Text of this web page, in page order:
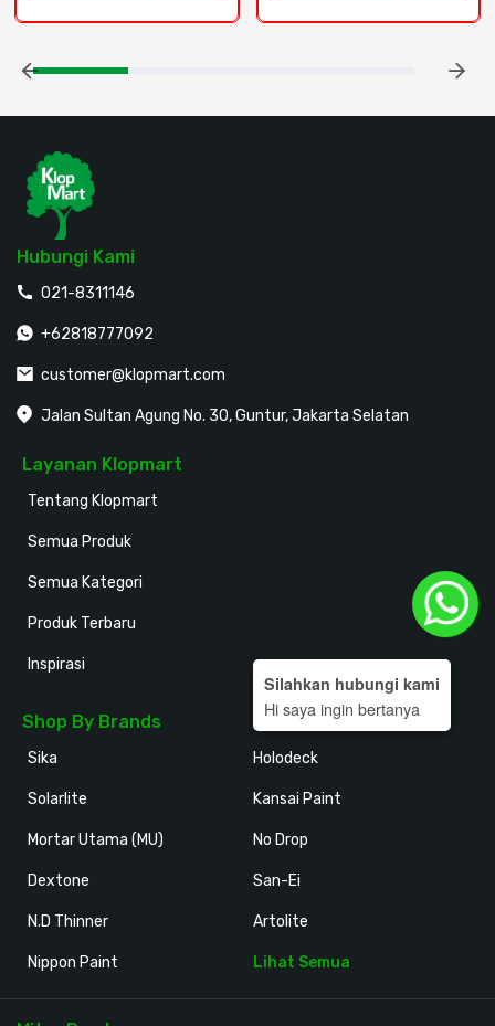
Hubungi Kami
021-8311146
+62818777092
customer@klopmart.com
Jalan Sultan Agung No. 30, Guntur, Jakarta Selatan
Layanan Klopmart
Tentang Klopmart
Semua Produk
Semua Kategori
Produk Terbaru
Inspirasi
Shop By Brands
Sika
Solarlite
Mortar Utama (MU)
Dextone
N.D Thinner
Nippon Paint
Holodeck
Kansai Paint
No Drop
San-Ei
Artolite
Lihat Semua
Silahkan hubungi kami
Hi saya ingin bertanya